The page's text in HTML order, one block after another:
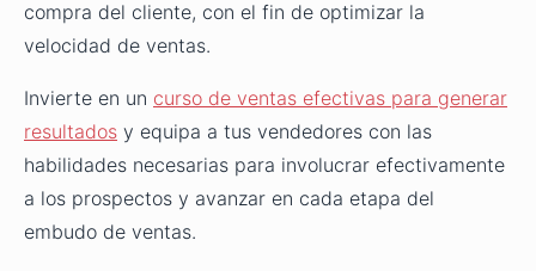
compra del cliente, con el fin de optimizar la
velocidad de ventas.
Invierte en un curso de ventas efectivas para generar
resultados y equipa a tus vendedores con las
habilidades necesarias para involucrar efectivamente
a los prospectos y avanzar en cada etapa del
embudo de ventas.